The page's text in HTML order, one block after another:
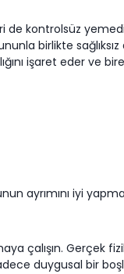
kontrolsüz
birlikte
işaret eder ve
ayrımını iyi
çalışın. Gerçek
duygusal bir